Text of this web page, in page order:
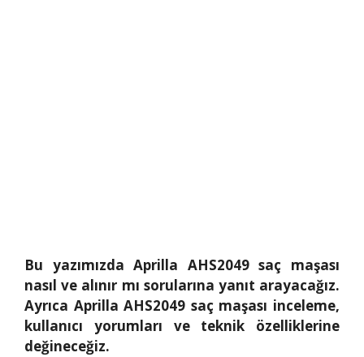
Bu yazımızda Aprilla AHS2049 saç maşası
nasıl ve alınır mı sorularına yanıt arayacağız.
Ayrıca Aprilla AHS2049 saç maşası inceleme,
kullanıcı yorumları ve teknik özelliklerine
değineceğiz.